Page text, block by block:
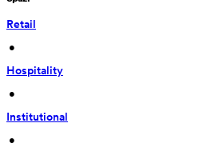
Retail
•
Hospitality
•
Institutional
•